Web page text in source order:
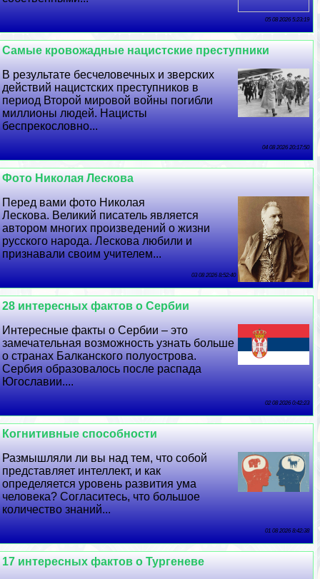
05 08 2026 5:23:19
Самые кровожадные нацистские преступники
В результате бесчеловечных и зверских
действий нацистских преступников в
период Второй мировой войны погибли
миллионы людей. Нацисты
беспрекословно...
04 08 2026 20:17:50
Фото Николая Лескова
Перед вами фото Николая
Лескова. Великий писатель является
автором многих произведений о жизни
русского народа. Лескова любили и
признавали своим учителем...
03 08 2026 8:52:40
28 интересных фактов о Сербии
Интересные факты о Сербии – это
замечательная возможность узнать больше
о странах Балканского полуострова.
Сербия образовалось после распада
Югославии....
02 08 2026 0:42:23
Когнитивные способности
Размышляли ли вы над тем, что собой
представляет интеллект, и как
определяется уровень развития ума
человека? Согласитесь, что большое
количество знаний...
01 08 2026 8:42:38
17 интересных фактов о Тургеневе